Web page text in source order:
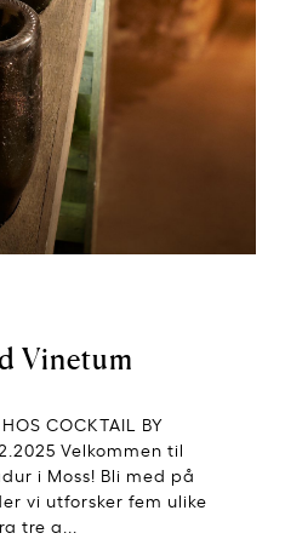
Vinetum
COCKTAIL BY
Velkommen til
i Moss! Bli med på
vi utforsker fem ulike
tre a...